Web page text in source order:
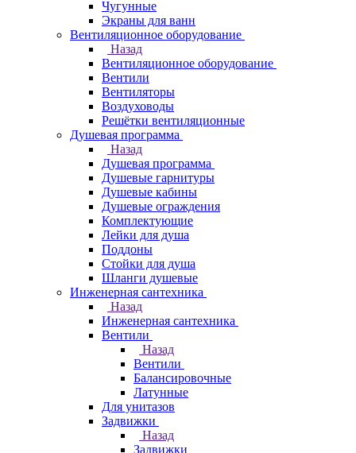
Чугунные
Экраны для ванн
Вентиляционное оборудование
Назад
Вентиляционное оборудование
Вентили
Вентиляторы
Воздуховоды
Решётки вентиляционные
Душевая программа
Назад
Душевая программа
Душевые гарнитуры
Душевые кабины
Душевые ограждения
Комплектующие
Лейки для душа
Поддоны
Стойки для душа
Шланги душевые
Инженерная сантехника
Назад
Инженерная сантехника
Вентили
Назад
Вентили
Балансировочные
Латунные
Для унитазов
Задвижки
Назад
Задвижки